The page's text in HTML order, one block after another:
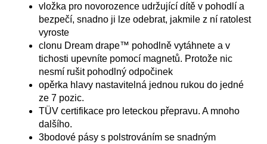
vložka pro novorozence udržující dítě v pohodlí a
bezpečí, snadno ji lze odebrat, jakmile z ní ratolest
vyroste
clonu Dream drape™ pohodlně vytáhnete a v
tichosti upevníte pomocí magnetů. Protože nic
nesmí rušit pohodlný odpočinek
opěrka hlavy nastavitelná jednou rukou do jedné
ze 7 pozic.
TÜV certifikace pro leteckou přepravu. A mnoho
dalšího.
3bodové pásy s polstrováním se snadným